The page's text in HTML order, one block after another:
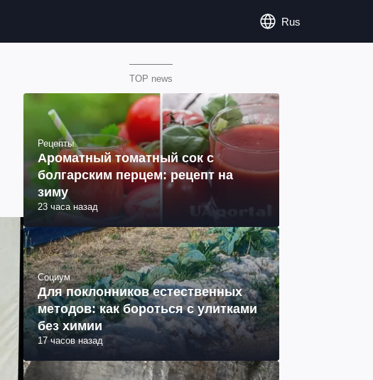
Rus
TOP news
Рецепты
Ароматный томатный сок с
болгарским перцем: рецепт на
зиму
23 часа назад
Социум
Для поклонников естественных
методов: как бороться с улитками
без химии
17 часов назад